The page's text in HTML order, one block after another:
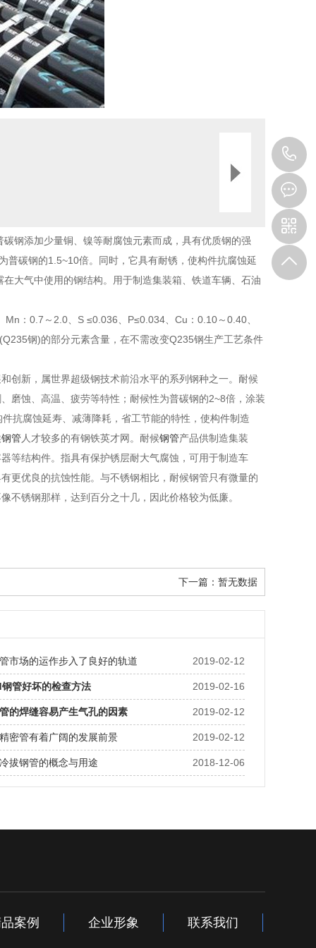
碳钢添加少量铜、镍等耐腐蚀元素而成，具有优质钢的强
普碳钢的1.5~10倍。同时，它具有耐锈，使构件抗腐蚀延
大气中使用的钢结构。用于制造集装箱、铁道车辆、石油
：0.7～2.0、S ≤0.036、P≤0.034、Cu：0.10～0.40、
钢)的部分元素含量，在不需改变Q235钢生产工艺条件
创新，属世界超级钢技术前沿水平的系列钢种之一。耐候
磨蚀、高温、疲劳等特性；耐候性为普碳钢的2~8倍，涂装
抗腐蚀延寿、减薄降耗，省工节能的特性，使构件制造
钢管 人才较多的有钢铁英才网。耐候钢管产品供制造集装
等结构件。指具有保护锈层耐大气腐蚀，可用于制造车
更优良的抗蚀性能。与不锈钢相比，耐候钢管只有微量的
不锈钢那样，达到百分之十几，因此价格较为低廉。
下一篇： 暂无数据
2019-02-12
市场的运作步入了良好的轨道
2019-02-16
管好坏的检查方法
2019-02-12
的焊缝容易产生气孔的因素
2019-02-12
密管有着广阔的发展前景
2018-12-06
拔钢管的概念与用途
案例 企业形象 联系我们